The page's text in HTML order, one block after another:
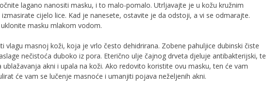
lagano nanositi masku, i to malo-pomalo. Utrljavajte je u kožu kružnim
cijelo lice. Kad je nanesete, ostavite je da odstoji, a vi se odmarajte.
masku mlakom vodom.
vlagu masnoj koži, koja je vrlo često dehidrirana. Zobene pahuljice dubinski čiste
nečistoća duboko iz pora. Eterično ulje čajnog drveta djeluje antibakterijski, te
ublažavanja akni i upala na koži. Ako redovito koristite ovu masku, ten će vam
će vam se lučenje masnoće i umanjiti pojava neželjenih akni.